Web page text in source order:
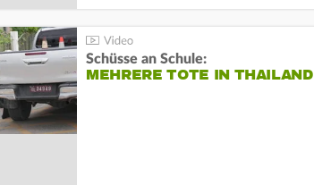
Schüsse an Schule:
MEHRERE TOTE IN THAILAND